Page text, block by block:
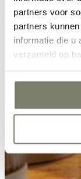
partners voor
partners
informatie die u
verzameld op